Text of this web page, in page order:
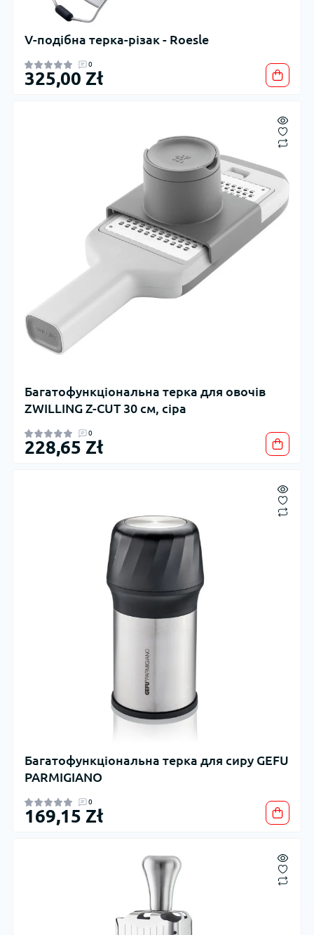
V-подібна терка-різак - Roesle
0
325,00 Zł
Багатофункціональна терка для овочів
ZWILLING Z-CUT 30 см, сіра
0
228,65 Zł
Багатофункціональна терка для сиру GEFU
PARMIGIANO
0
169,15 Zł